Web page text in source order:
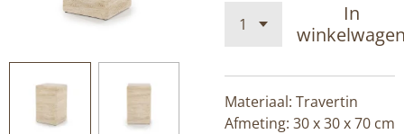
In
Materiaal: Travertin
Afmeting: 30 x 30 x 70 cm